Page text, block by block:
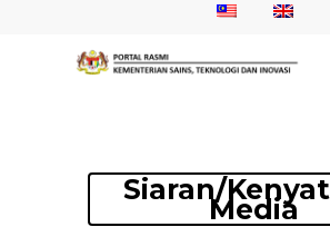
Siaran/
Media